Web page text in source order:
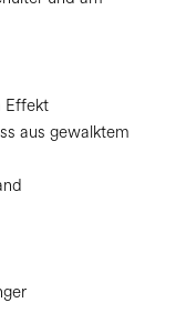
Effekt
aus gewalktem